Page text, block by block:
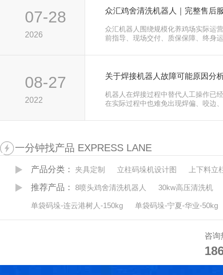
07-28
2026
众汇鸡舍清洗机器人｜完整售后
众汇机器人围绕规模化养鸡场实际运
前指导、现场交付、质保保障、终身
08-27
2022
关于焊接机器人故障可能原因分
机器人在焊接过程中替代人工操作已
在实际过程中也难免出现焊偏、咬边
障。那么今天给大家就说说焊接机器
一分钟找产品 EXPRESS LANE
产品分类： 夹具定制 立柱码垛机设计图 上下料立
推荐产品： 8喷头鸡舍清洗机器人 30kw高压清洗机
单袋码垛-连云港树人-150kg 单袋码垛-宁夏-华业-50kg
咨询